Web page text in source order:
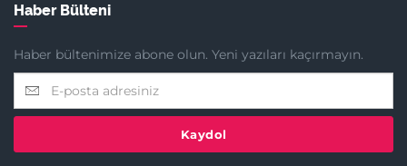
Haber Bülteni
Haber bültenimize abone olun. Yeni yazıları kaçırmayın.
Kaydol